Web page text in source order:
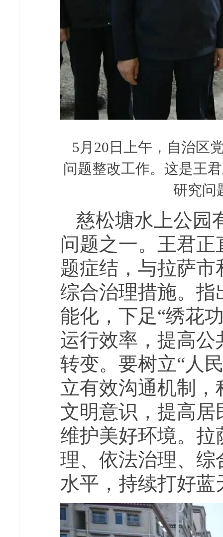
5月20日上午，自治区
问题整改工作。这是王
研究问
慈松塘水上公园
问题之一。王君
题症结，与拉萨
综合治理措施。指
能化，下足“绣花
运行效率，提高
转变。 要树立“人
立有效沟通机制
文明意识，提高
维护美好环境。 拉
理、依法治理、
水平，持续打好